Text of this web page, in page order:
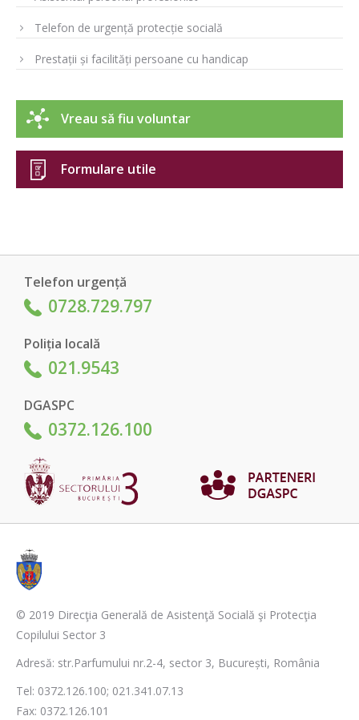
Telefon de urgență protecție socială
Prestații și facilități persoane cu handicap
Vreau să fiu voluntar
Formulare utile
Telefon urgență
0728.729.797
Poliția locală
021.9543
DGASPC
0372.126.100
© 2019 Direcţia Generală de Asistenţă Socială şi Protecţia
Copilului Sector 3
Adresă: str.Parfumului nr.2-4, sector 3, București, România
Tel: 0372.126.100; 021.341.07.13
Fax: 0372.126.101